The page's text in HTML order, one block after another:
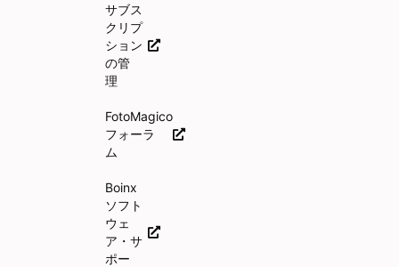
サブス
クリプ
ション
の管
理
FotoMagico
フォーラ
ム
Boinx
ソフト
ウェ
ア・サ
ポー